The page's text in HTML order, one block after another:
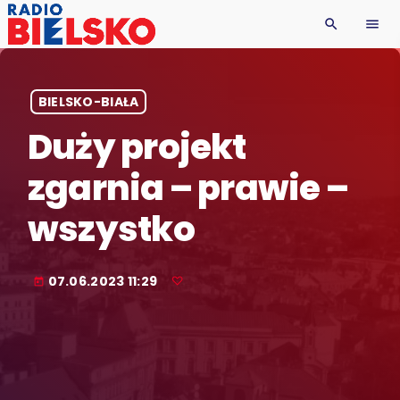
search menu
BIELSKO-BIAŁA
Duży projekt
zgarnia – prawie –
wszystko
today 07.06.2023 11:29